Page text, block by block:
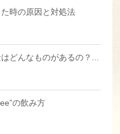
時の原因と対処法
どんなものがあるの？...
の飲み方